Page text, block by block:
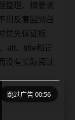
整理、摘要说
用反复回到首
优先保证标
alt、title和正
没有实际阅读
跳过广告 00:56